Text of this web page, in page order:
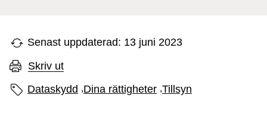
Senast uppdaterad: 13 juni 2023
Skriv ut
Sidans etiketter
Dataskydd ,Dina rättigheter ,Tillsyn